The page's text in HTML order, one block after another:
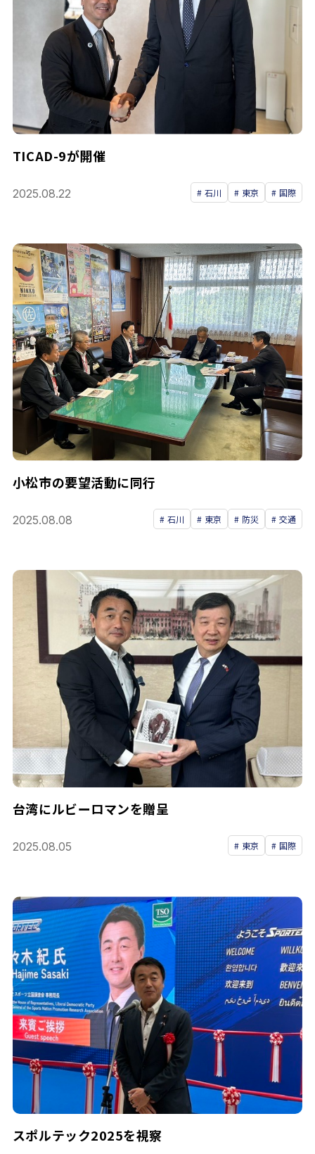
TICAD-9が開催
2025.08.22 石川 東京 国際
小松市の要望活動に同行
2025.08.08 石川 東京 防災 交通
台湾にルビーロマンを贈呈
2025.08.05 東京 国際
スポルテック2025を視察